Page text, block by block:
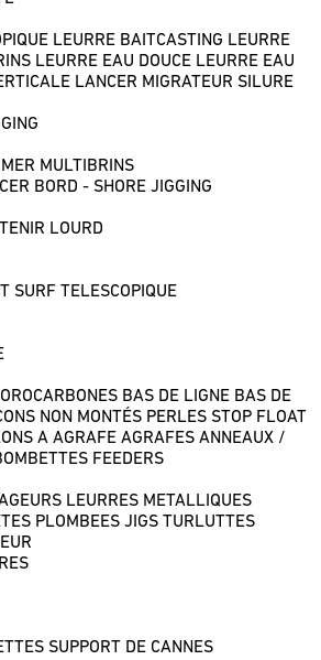
LEURRE BAITCASTING LEURRE
LEURRE EAU DOUCE LEURRE EAU
LANCER MIGRATEUR SILURE
MULTIBRINS
BORD - SHORE JIGGING
LOURD
SURF TELESCOPIQUE
BAS DE LIGNE BAS DE
NON MONTÉS PERLES STOP FLOAT
A AGRAFE AGRAFES ANNEAUX /
FEEDERS
LEURRES METALLIQUES
PLOMBEES JIGS TURLUTTES
SUPPORT DE CANNES